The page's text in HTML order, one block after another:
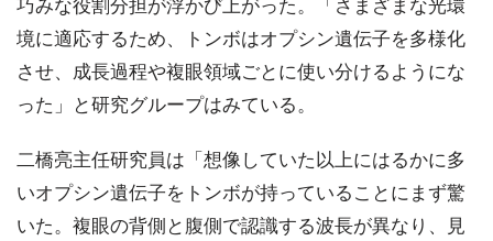
巧みな役割分担が浮かび上がった。「さまざまな光環
境に適応するため、トンボはオプシン遺伝子を多様化
させ、成長過程や複眼領域ごとに使い分けるようにな
った」と研究グループはみている。
二橋亮主任研究員は「想像していた以上にはるかに多
いオプシン遺伝子をトンボが持っていることにまず驚
いた。複眼の背側と腹側で認識する波長が異なり、見